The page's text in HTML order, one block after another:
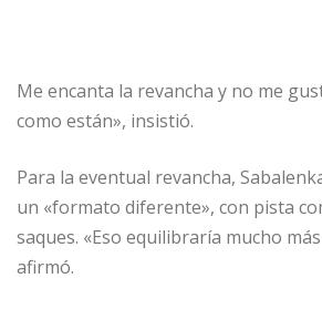
Me encanta la revancha y no me
como están», insistió.
Para la eventual revancha,
un «formato diferente», con pista
saques. «Eso equilibraría mucho
afirmó.